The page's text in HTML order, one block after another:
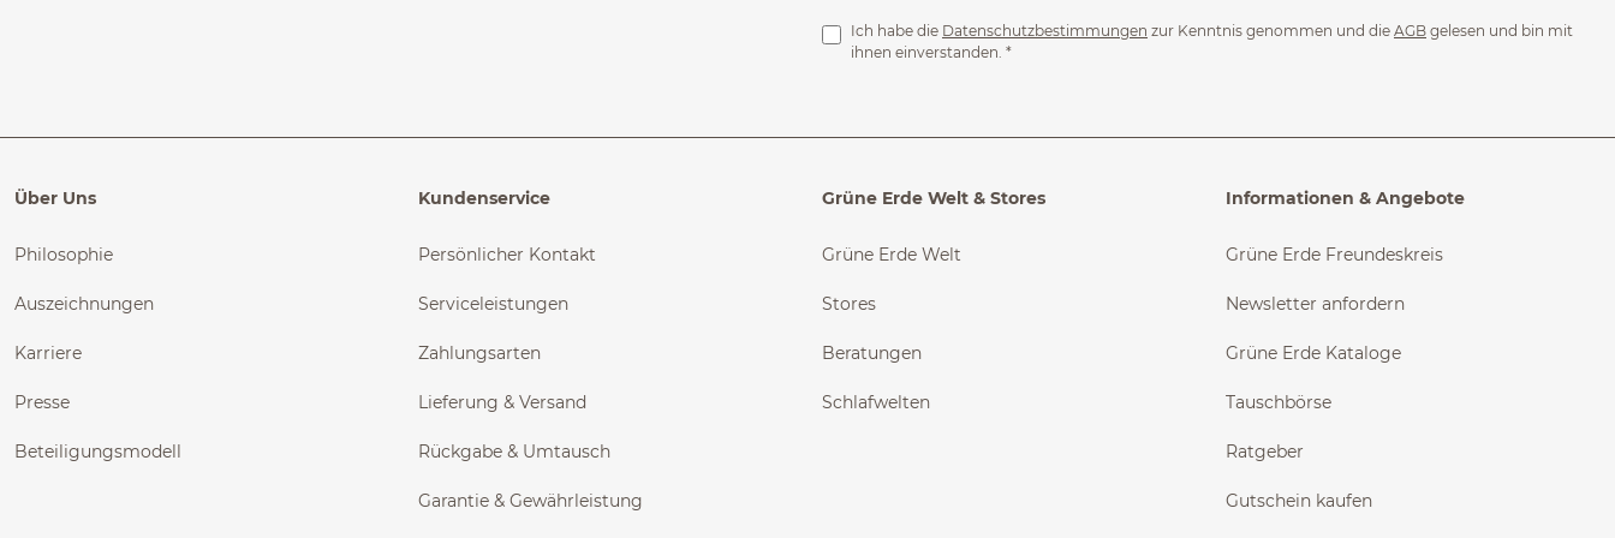
Ich habe die Datenschutzbestimmungen zur Kenntnis genommen und die AGB gelesen und bin mit
ihnen einverstanden. *
Über Uns
Philosophie
Auszeichnungen
Karriere
Presse
Beteiligungsmodell
Kundenservice
Persönlicher Kontakt
Serviceleistungen
Zahlungsarten
Lieferung & Versand
Rückgabe & Umtausch
Garantie & Gewährleistung
Grüne Erde Welt & Stores
Grüne Erde Welt
Stores
Beratungen
Schlafwelten
Informationen & Angebote
Grüne Erde Freundeskreis
Newsletter anfordern
Grüne Erde Kataloge
Tauschbörse
Ratgeber
Gutschein kaufen